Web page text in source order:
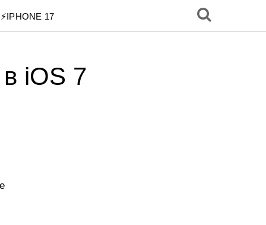
⚡️IPHONE 17
iOS 7